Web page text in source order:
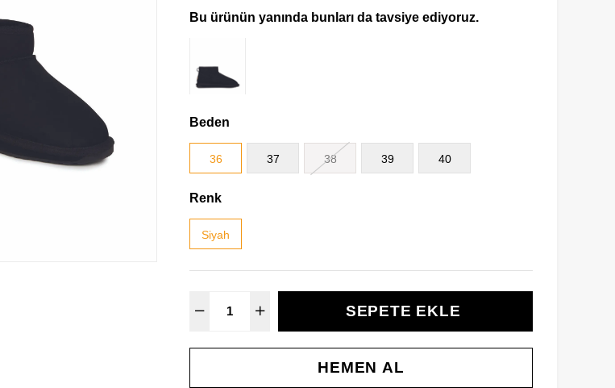
Bu ürünün yanında bunları da tavsiye ediyoruz.
Beden
36 37 38 39 40
Renk
Siyah